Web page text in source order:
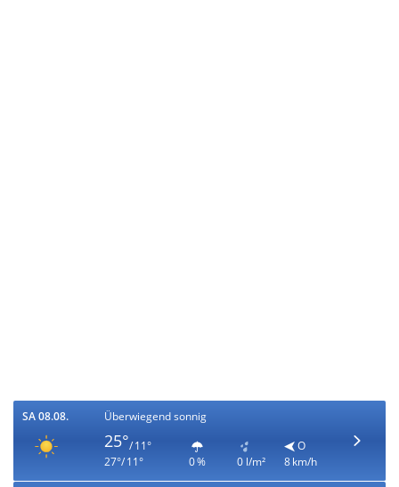
SA 08.08. Überwiegend sonnig
25°/ 11°
27°/ 11°
0 % 0 l/m²
O
8 km/h